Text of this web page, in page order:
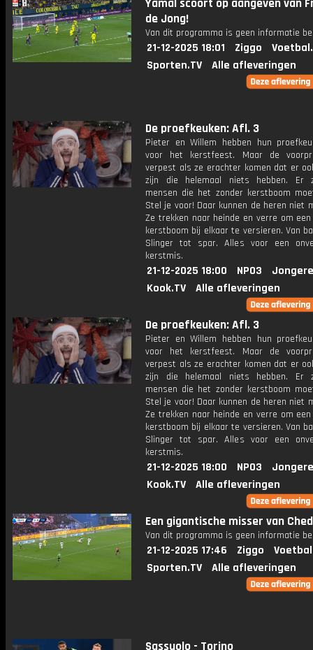
Yamal scoort op aangeven van
de Jong!
Van dit programma is geen informatie
21-12-2025 18:01 Ziggo
Sporten.TV
Alle afleveringen
De proefkeuken: Afl. 3
Pieter en Willem hebben hun
voor het kerstfeest. Maar de
verpest als ze erachter komen dat er
zijn die helemaal niets hebben. Er
mensen die het zonder kerstboom
Stel je voor! Daar kunnen de heren niet
Ze trekken naar heinde en verre om
kerstboom bij elkaar te versieren. Van
Slinger tot spar. Alles voor een
kerstmis.
21-12-2025 18:00 NPO3
Kook.TV
Alle afleveringen
De proefkeuken: Afl. 3
Pieter en Willem hebben hun
voor het kerstfeest. Maar de
verpest als ze erachter komen dat er
zijn die helemaal niets hebben. Er
mensen die het zonder kerstboom
Stel je voor! Daar kunnen de heren niet
Ze trekken naar heinde en verre om
kerstboom bij elkaar te versieren. Van
Slinger tot spar. Alles voor een
kerstmis.
21-12-2025 18:00 NPO3
Kook.TV
Alle afleveringen
Een gigantische misser van
Van dit programma is geen informatie
21-12-2025 17:46 Ziggo
Sporten.TV
Alle afleveringen
Sassuolo - Torino